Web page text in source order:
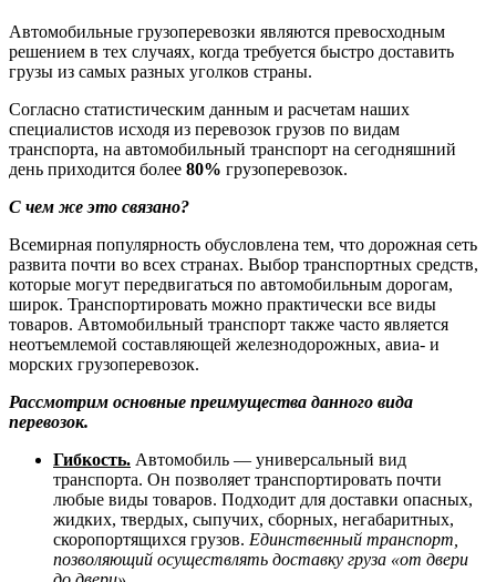
Автомобильные грузоперевозки являются превосходным
решением в тех случаях, когда требуется быстро доставить
грузы из самых разных уголков страны.
Согласно статистическим данным и расчетам наших
специалистов исходя из перевозок грузов по видам
транспорта, на автомобильный транспорт на сегодняшний
день приходится более 80% грузоперевозок.
С чем же это связано?
Всемирная популярность обусловлена тем, что дорожная сеть
развита почти во всех странах. Выбор транспортных средств,
которые могут передвигаться по автомобильным дорогам,
широк. Транспортировать можно практически все виды
товаров. Автомобильный транспорт также часто является
неотъемлемой составляющей железнодорожных, авиа- и
морских грузоперевозок.
Рассмотрим основные преимущества данного вида
перевозок.
Гибкость. Автомобиль — универсальный вид
транспорта. Он позволяет транспортировать почти
любые виды товаров. Подходит для доставки опасных,
жидких, твердых, сыпучих, сборных, негабаритных,
скоропортящихся грузов. Единственный транспорт,
позволяющий осуществлять доставку груза «от двери